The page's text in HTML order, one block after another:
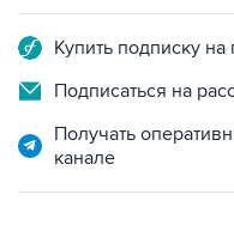
Купить подписку
Подписаться на
Получать
канале